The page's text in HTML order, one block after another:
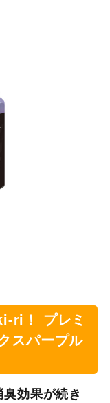
ri！ プレミ
スパープル
効果が続き